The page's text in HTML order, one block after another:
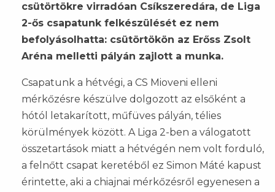
csütörtökre virradóan Csíkszeredára, de Liga
2-ős csapatunk felkészülését ez nem
befolyásolhatta: csütörtökön az Erőss Zsolt
Aréna melletti pályán zajlott a munka.
Csapatunk a hétvégi, a CS Mioveni elleni
mérkőzésre készülve dolgozott az elsőként a
hótól letakarított, műfüves pályán, télies
körülmények között. A Liga 2-ben a válogatott
összetartások miatt a hétvégén nem volt forduló,
a felnőtt csapat keretéből ez Simon Máté kapust
érintette, aki a chiajnai mérkőzésről egyenesen a